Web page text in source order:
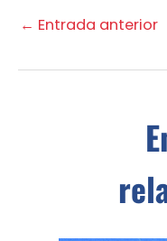
← Entrada anterior